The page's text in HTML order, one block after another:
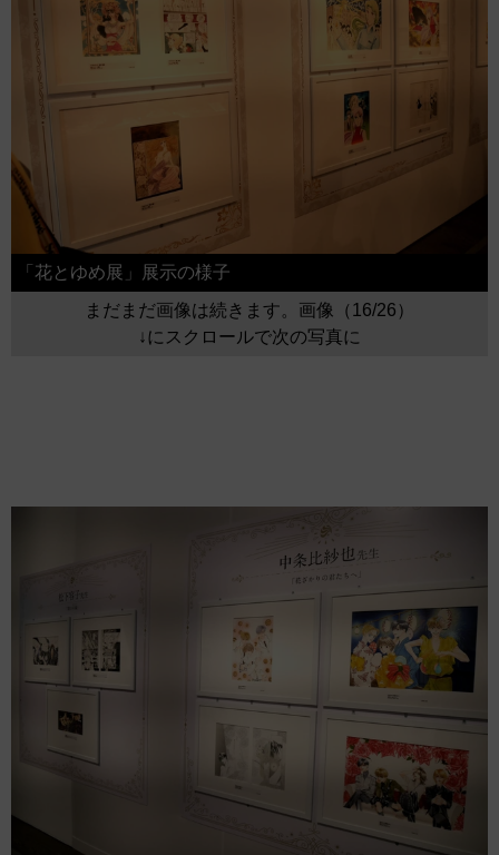
「花とゆめ展」展示の様子
まだまだ画像は続きます。画像（16/26）
↓にスクロールで次の写真に